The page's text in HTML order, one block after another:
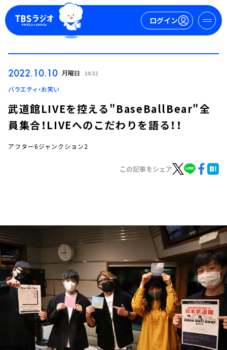
ログイン
ログイン
イベント・グッズ
YouTube
会社情報
2022.10.10 月曜日 14:32
バラエティ・お笑い
武道館LIVEを控える"BaseBallBear"全
員集合！LIVEへのこだわりを語る！！
アフター6ジャンクション2
この記事をシェア